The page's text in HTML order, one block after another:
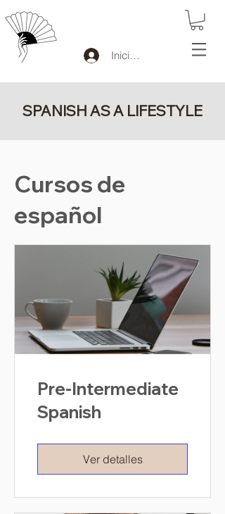
Iniciar sesión
SPANISH AS A LIFESTYLE
Cursos de
español
Pre-Intermediate
Spanish
Ver detalles